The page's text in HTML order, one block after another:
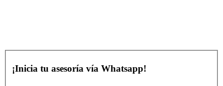
¡Inicia tu asesoría vía Whatsapp!